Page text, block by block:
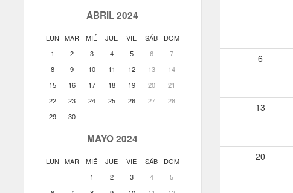
6
13
20
ABRIL 2024
LUN MAR MIÉ JUE VIE SÁB
DOM
1
2 3 4 5 6
7
8
9 10 11 12 13
14
15
16 17 18 19 20
21
22
23 24 25 26 27
28
29
30
MAYO 2024
LUN MAR MIÉ JUE VIE SÁB
DOM
1
2 3 4
5